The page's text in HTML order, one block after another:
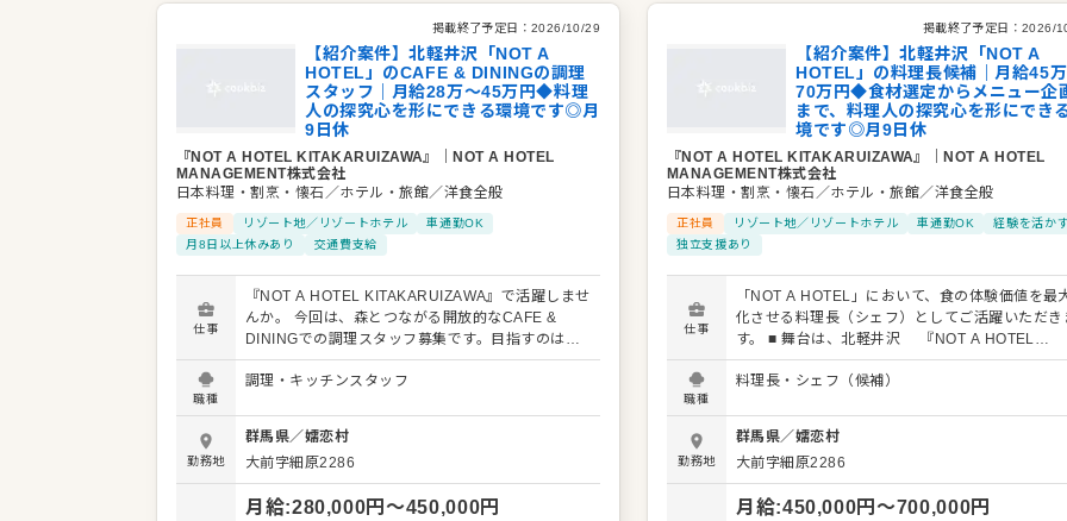
ンセプトメイキングへの参画
スタッフ教育、多部門（運営・建築・IT）との連
・新拠点立上げ： 経験に応じ、新規拠点のキッチ
ン設計やコンセプトメイキングへの参画
掲載終了予定日： 2026/10/29
【紹介案件】北軽井沢「NOT A
HOTEL」のCAFE & DININGの調理
スタッフ｜月給28万〜45万円◆料理
人の探究心を形にできる環境です◎月
9日休
『NOT A HOTEL KITAKARUIZAWA』 ｜NOT A HOTEL
MANAGEMENT株式会社
日本料理・割烹・懐石／ホテル・旅館／洋食全般
正社員 リゾート地／リゾートホテル
車通勤OK
月8日以上休みあり
交通費支給
仕事
『NOT A HOTEL KITAKARUIZAWA』で活躍しませ
んか。 今回は、森とつながる開放的なCAFE &
DININGでの調理スタッフ募集です。目指すのは、
心に響く滞在体験。空間同様に「食・おもてなし」
を重視しています。その瞬間に寄り添う一皿を通
HOTEL KITAKARUIZAWA』は、浅間山麓に広がる
広大な森の中に佇むヴィラです。囲炉裏料理をメイ
ンに季節の味覚をご提供するレストラン「石朴」の
ほか、カジュアルスタイルのカフェレストラン、キ
職種
調理・キッチンスタッフ
勤務地
群馬県／嬬恋村
大前字細原2286
月給:280,000円〜450,000円
掲載終了予定日： 2026/
【紹介案件】北軽井沢「NOT A
HOTEL」の料理長候補｜月給45
70万円◆食材選定からメニュー企
まで、料理人の探究心を形にでき
境です◎月9日休
『NOT A HOTEL KITAKARUIZAWA』 ｜NOT A HOTEL
MANAGEMENT株式会社
日本料理・割烹・懐石／ホテル・旅館／洋食全般
正社員 リゾート地／リゾートホテル 車通勤OK
経験を活かす
独立支援あり
仕事
「NOT A HOTEL」において、食の体験価値を最
化させる料理長（シェフ）としてご活躍いただき
す。 ■ 舞台は、北軽井沢 『NOT A HOTEL
KITAKARUIZAWA』は、浅間山麓に広がる広大
の中に佇むヴィラです。囲炉裏料理をメインに季
クやジムなどもそろっています。 ◎業務内容 各拠
点での調理全般 メニュー企画 食材選定 発注 品質
衛生管理 スタッフ教育 コスト管理 他部門連携な
ど。経験に応じ拠点立ち上げもお任せします。 ＜心
職種
料理長・シェフ（候補）
勤務地
群馬県／嬬恋村
大前字細原2286
月給:450,000円〜700,000円